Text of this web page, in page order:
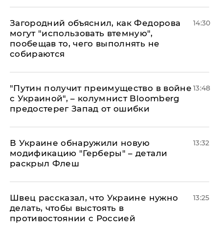
Загородний объяснил, как Федорова
могут "использовать втемную",
пообещав то, чего выполнять не
собираются
14:30
"Путин получит преимущество в войне
с Украиной", – колумнист Bloomberg
предостерег Запад от ошибки
13:48
В Украине обнаружили новую
модификацию "Герберы" – детали
раскрыл Флеш
13:32
Швец рассказал, что Украине нужно
делать, чтобы выстоять в
противостоянии с Россией
13:25